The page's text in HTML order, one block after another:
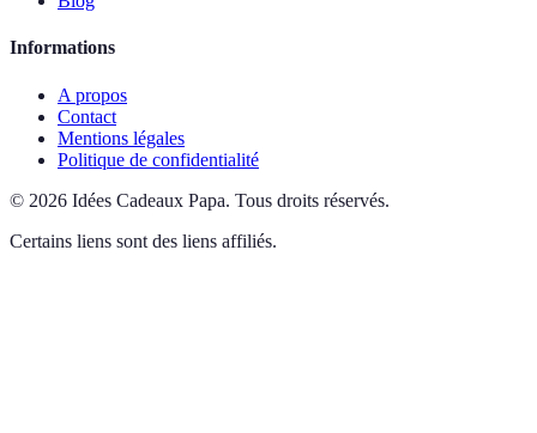
Informations
A propos
Contact
Mentions légales
Politique de confidentialité
© 2026 Idées Cadeaux Papa. Tous droits réservés.
Certains liens sont des liens affiliés.